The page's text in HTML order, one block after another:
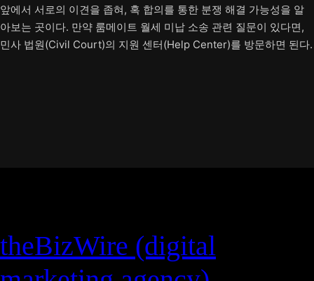
앞에서 서로의 이견을 좁혀, 혹 합의를 통한 분쟁 해결 가능성을 알
아보는 곳이다. 만약 룸메이트 월세 미납 소송 관련 질문이 있다면,
민사 법원(Civil Court)의 지원 센터(Help Center)를 방문하면 된다.
theBizWire (digital